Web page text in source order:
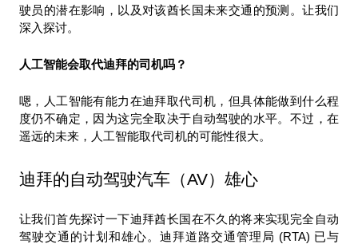
驶员的潜在影响，以及对该酋长国未来交通的预测。让我们
深入探讨。
人工智能会取代迪拜的司机吗？
嗯，人工智能有能力在迪拜取代司机，但具体能做到什么程
度仍不确定，因为这完全取决于自动驾驶的水平。不过，在
遥远的未来，人工智能取代司机的可能性很大。
迪拜的自动驾驶汽车（AV）雄心
让我们首先探讨一下迪拜酋长国在不久的将来实现完全自动
驾驶交通的计划和雄心。迪拜道路交通管理局 (RTA) 已与